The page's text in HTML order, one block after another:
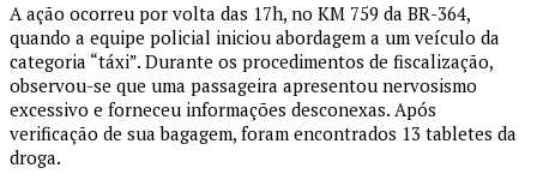
A ação ocorreu por volta das 17h, no KM 759 da BR-364,
quando a equipe policial iniciou abordagem a um veículo da
categoria “táxi”. Durante os procedimentos de fiscalização,
observou-se que uma passageira apresentou nervosismo
excessivo e forneceu informações desconexas. Após
verificação de sua bagagem, foram encontrados 13 tabletes da
droga.